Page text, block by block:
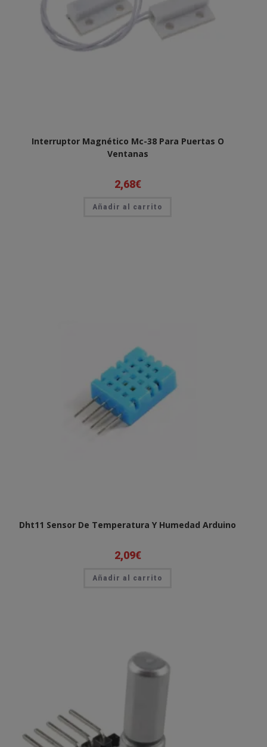
Interruptor Magnético Mc-38 Para Puertas O
Ventanas
2,68€
Añadir al carrito
Dht11 Sensor De Temperatura Y Humedad Arduino
2,09€
Añadir al carrito